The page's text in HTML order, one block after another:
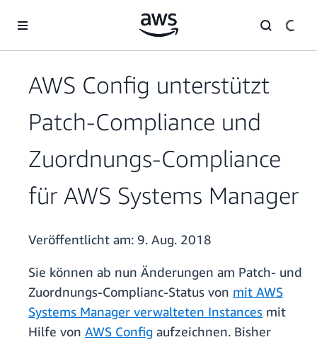
Überspringen zum Hauptinhalt
AWS Config unterstützt
Patch-Compliance und
Zuordnungs-Compliance
für AWS Systems Manager
Veröffentlicht am: 9. Aug. 2018
Sie können ab nun Änderungen am Patch- und
Zuordnungs-Complianc-Status von mit AWS
Systems Manager verwalteten Instances mit
Hilfe von AWS Config aufzeichnen. Bisher